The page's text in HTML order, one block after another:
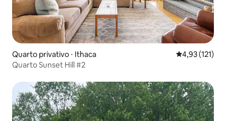
Quarto privativo ⋅ Ithaca 4,93 de uma
4,93 (121)
Quarto Sunset Hill #2